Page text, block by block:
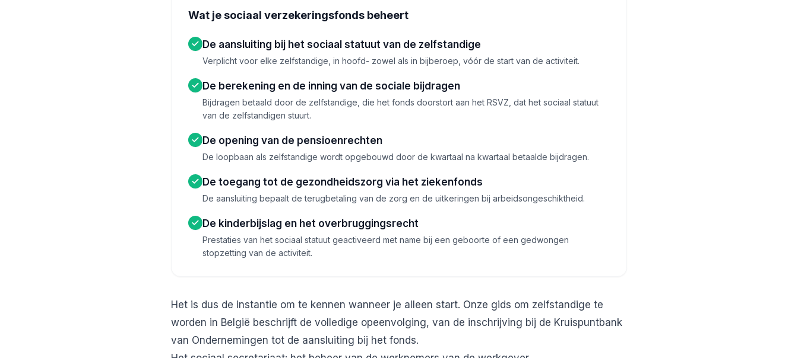
Wat je sociaal verzekeringsfonds beheert
De aansluiting bij het sociaal statuut van de zelfstandige
Verplicht voor elke zelfstandige, in hoofd- zowel als in bijberoep, vóór de start van de activiteit.
De berekening en de inning van de sociale bijdragen
Bijdragen betaald door de zelfstandige, die het fonds doorstort aan het RSVZ, dat het sociaal statuut
van de zelfstandigen stuurt.
De opening van de pensioenrechten
De loopbaan als zelfstandige wordt opgebouwd door de kwartaal na kwartaal betaalde bijdragen.
De toegang tot de gezondheidszorg via het ziekenfonds
De aansluiting bepaalt de terugbetaling van de zorg en de uitkeringen bij arbeidsongeschiktheid.
De kinderbijslag en het overbruggingsrecht
Prestaties van het sociaal statuut geactiveerd met name bij een geboorte of een gedwongen
stopzetting van de activiteit.
Het is dus de instantie om te kennen wanneer je alleen start. Onze gids om zelfstandige te
worden in België beschrijft de volledige opeenvolging, van de inschrijving bij de Kruispuntbank
van Ondernemingen tot de aansluiting bij het fonds.